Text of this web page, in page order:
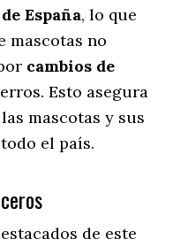
España, lo que
mascotas no
cambios de
. Esto asegura
mascotas y sus
el país.
de este